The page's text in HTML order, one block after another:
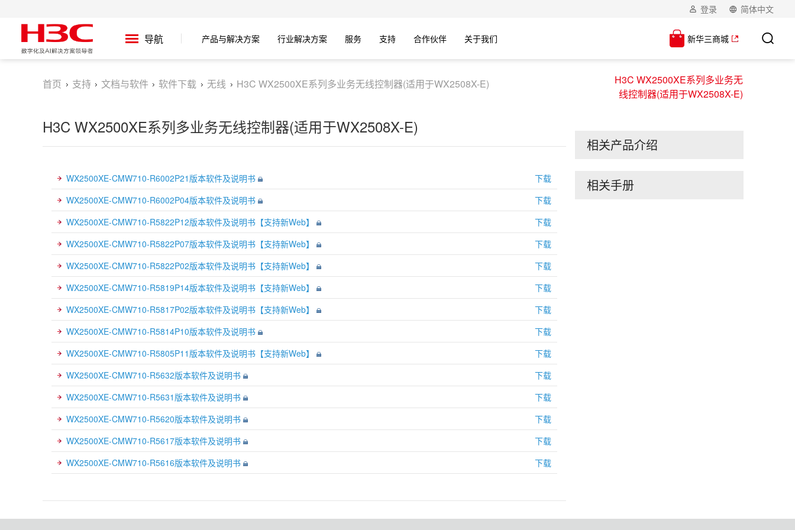
登录 简体中文
导航 产品与解决方案 行业解决方案 服务 支持 合作伙伴 关于我们 新华三商城
H3C WX2500XE系列多业务无
线控制器(适用于WX2508X-E)
首页 支持 文档与软件 软件下载 无线 H3C WX2500XE系列多业务无线控制器(适用于WX2508X-E)
H3C WX2500XE系列多业务无线控制器(适用于WX2508X-E)
WX2500XE-CMW710-R6002P21版本软件及说明书
下载
WX2500XE-CMW710-R6002P04版本软件及说明书
下载
WX2500XE-CMW710-R5822P12版本软件及说明书【支持新Web】
下载
WX2500XE-CMW710-R5822P07版本软件及说明书【支持新Web】
下载
WX2500XE-CMW710-R5822P02版本软件及说明书【支持新Web】
下载
WX2500XE-CMW710-R5819P14版本软件及说明书【支持新Web】
下载
WX2500XE-CMW710-R5817P02版本软件及说明书【支持新Web】
下载
WX2500XE-CMW710-R5814P10版本软件及说明书
下载
WX2500XE-CMW710-R5805P11版本软件及说明书【支持新Web】
下载
WX2500XE-CMW710-R5632版本软件及说明书
下载
WX2500XE-CMW710-R5631版本软件及说明书
下载
WX2500XE-CMW710-R5620版本软件及说明书
下载
WX2500XE-CMW710-R5617版本软件及说明书
下载
WX2500XE-CMW710-R5616版本软件及说明书
下载
相关产品介绍
相关手册